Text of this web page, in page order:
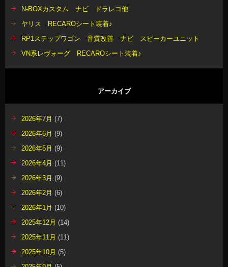
N-BOXカスタム ナビ ドラレコ他
ヤリス RECAROシート装着♪
RP1ステップワゴン 音質改善 ナビ スピーカーユニット
VN系レヴォーグ RECAROシート装着♪
アーカイブ
2026年7月 (7)
2026年6月 (9)
2026年5月 (9)
2026年4月 (11)
2026年3月 (9)
2026年2月 (6)
2026年1月 (10)
2025年12月 (14)
2025年11月 (11)
2025年10月 (5)